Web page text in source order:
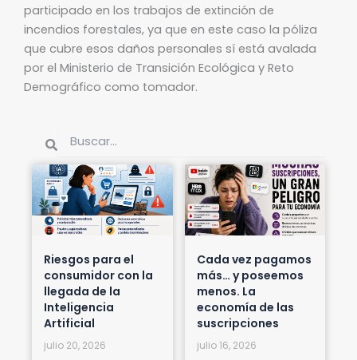
participado en los trabajos de extinción de
incendios forestales, ya que en este caso la póliza
que cubre esos daños personales sí está avalada
por el Ministerio de Transición Ecológica y Reto
Demográfico como tomador.
Buscar
Riesgos para el
consumidor con la
llegada de la
Inteligencia
Artificial
julio 20, 2026
Cada vez pagamos
más… y poseemos
menos. La
economía de las
suscripciones
julio 16, 2026